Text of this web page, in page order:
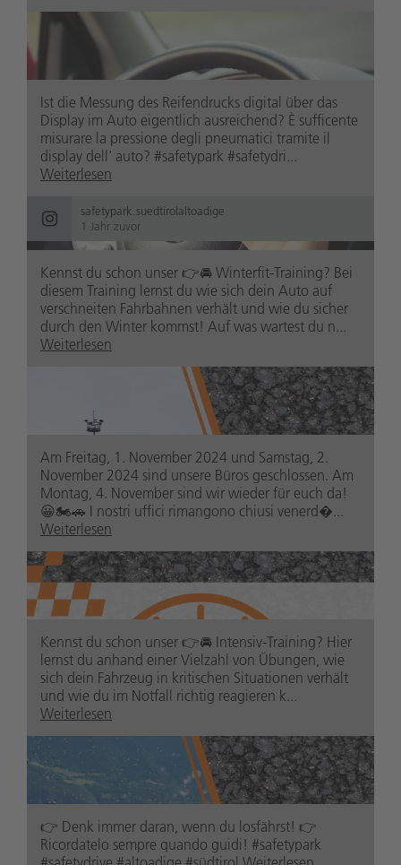
safetypark.suedtirolaltoadige
Ist die Messung des Reifendrucks digital über das
Display im Auto eigentlich ausreichend? È sufficente
misurare la pressione degli pneumatici tramite il
display dell' auto? #safetypark #safetydri...
Weiterlesen
safetypark.suedtirolaltoadige
1 Jahr zuvor
Kennst du schon unser 👉🚘 Winterfit-Training? Bei
diesem Training lernst du wie sich dein Auto auf
verschneiten Fahrbahnen verhält und wie du sicher
durch den Winter kommst! Auf was wartest du n...
Weiterlesen
1 Jahr zuvor
Am Freitag, 1. November 2024 und Samstag, 2.
November 2024 sind unsere Büros geschlossen. Am
Montag, 4. November sind wir wieder für euch da!
😀🏍️🚗 I nostri uffici rimangono chiusi venerd�...
Weiterlesen
Kennst du schon unser 👉🚘 Intensiv-Training? Hier
lernst du anhand einer Vielzahl von Übungen, wie
sich dein Fahrzeug in kritischen Situationen verhält
und wie du im Notfall richtig reagieren k...
Weiterlesen
👉 Denk immer daran, wenn du losfährst! 👉
Ricordatelo sempre quando guidi! #safetypark